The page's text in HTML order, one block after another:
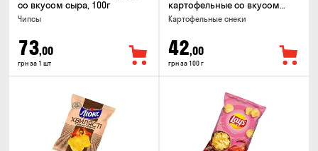
со вкусом сыра, 100г
Чипсы
73,00
грн за 1 шт
картофельные со вкусом
сметаны с луком
Картофельные снеки
42,00
грн за 100 г